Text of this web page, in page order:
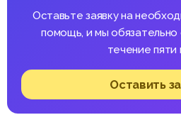
Оставьте заявку на
помощь, и мы обязательно
течение пяти
Оставить